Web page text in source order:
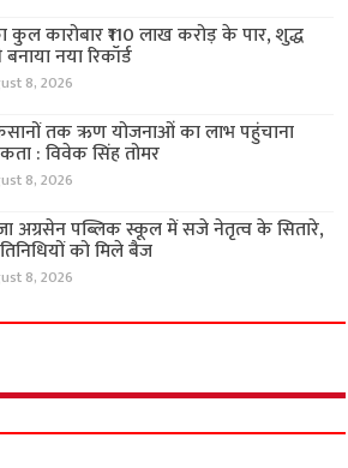
कुल कारोबार ₹110 लाख करोड़ के पार, शुद्ध
नया रिकॉर्ड
8, 2026
तक ऋण योजनाओं का लाभ पहुंचाना
: विवेक सिंह तोमर
8, 2026
अग्रसेन पब्लिक स्कूल में सजे नेतृत्व के सितारे,
को मिले बैज
8, 2026